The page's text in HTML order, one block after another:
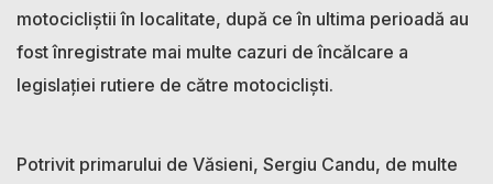
motocicliștii în localitate, după ce în ultima perioadă au
fost înregistrate mai multe cazuri de încălcare a
legislației rutiere de către motocicliști.
Potrivit primarului de Văsieni, Sergiu Candu, de multe